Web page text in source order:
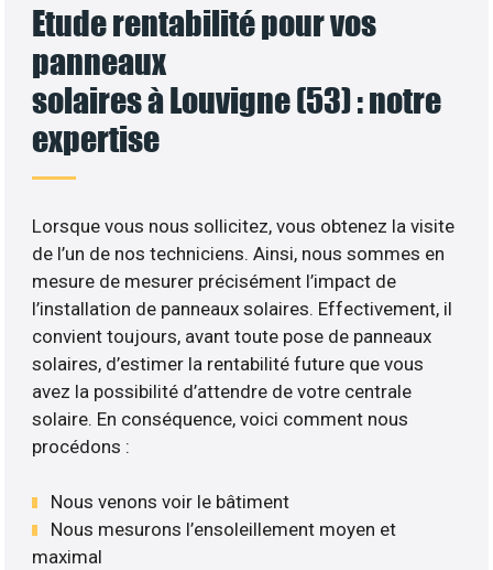
Etude rentabilité pour vos
panneaux
solaires à Louvigne (53) : notre
expertise
Lorsque vous nous sollicitez, vous obtenez la visite
de l’un de nos techniciens. Ainsi, nous sommes en
mesure de mesurer précisément l’impact de
l’installation de panneaux solaires. Effectivement, il
convient toujours, avant toute pose de panneaux
solaires, d’estimer la rentabilité future que vous
avez la possibilité d’attendre de votre centrale
solaire. En conséquence, voici comment nous
procédons :
Nous venons voir le bâtiment
Nous mesurons l’ensoleillement moyen et
maximal